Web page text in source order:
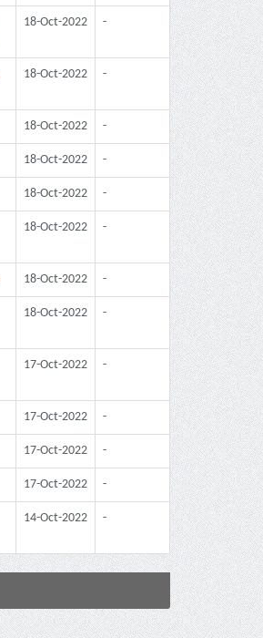
18-Oct-2022 -
18-Oct-2022 -
18-Oct-2022 -
18-Oct-2022 -
18-Oct-2022 -
18-Oct-2022 -
18-Oct-2022 -
18-Oct-2022 -
17-Oct-2022 -
17-Oct-2022 -
17-Oct-2022 -
17-Oct-2022 -
14-Oct-2022 -